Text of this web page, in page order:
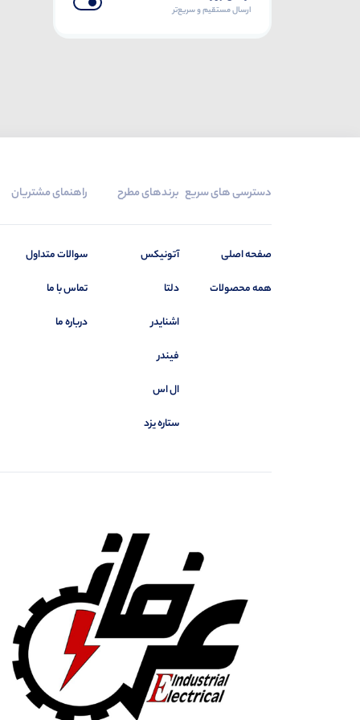
ساموان
فوکس
فونیکس
0
فیندر
147
قدیمی
0
میکرو
0
هیوندای
97
وای وای (YY)
0
یونی تی
239
ارسال مستقیم و سریع‌تر
دسترسی های سریع
صفحه اصلی
همه محصولات
برندهای مطرح
آتونیکس
دلتا
اشنایدر
فیندر
ال اس
ستاره یزد
راهنمای مشتریان
سوالات متداول
تماس با ما
درباره ما